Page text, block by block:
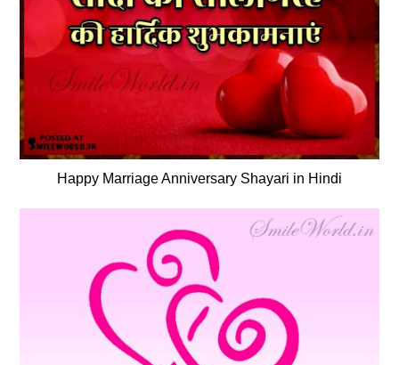
Happy Marriage Anniversary Shayari in Hindi